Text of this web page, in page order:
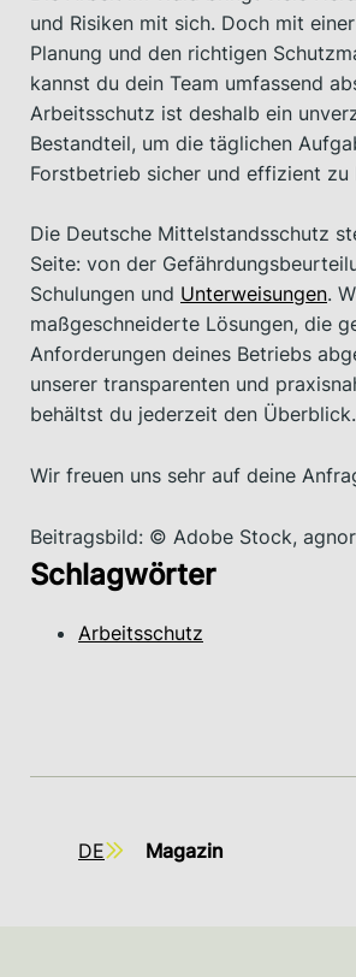
und Risiken mit sich. Doch mit
Planung und den richtigen
kannst du dein Team umfassend
Arbeitsschutz ist deshalb ein
Bestandteil, um die täglichen
Forstbetrieb sicher und effizient zu
Die Deutsche Mittelstandsschutz
Seite: von der
Schulungen und Unterweisungen.
maßgeschneiderte Lösungen, die
Anforderungen deines Betriebs
unserer transparenten und
behältst du jederzeit den Überblick.
Wir freuen uns sehr auf deine
Beitragsbild: © Adobe Stock,
Schlagwörter
Arbeitsschutz
DE Magazin